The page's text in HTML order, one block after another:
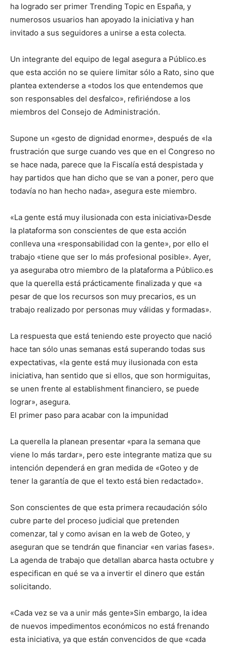
ha logrado ser primer Trending Topic en España, y
numerosos usuarios han apoyado la iniciativa y han
invitado a sus seguidores a unirse a esta colecta.
Un integrante del equipo de legal asegura a Público.es
que esta acción no se quiere limitar sólo a Rato, sino que
plantea extenderse a «todos los que entendemos que
son responsables del desfalco», refiriéndose a los
miembros del Consejo de Administración.
Supone un «gesto de dignidad enorme», después de «la
frustración que surge cuando ves que en el Congreso no
se hace nada, parece que la Fiscalía está despistada y
hay partidos que han dicho que se van a poner, pero que
todavía no han hecho nada», asegura este miembro.
«La gente está muy ilusionada con esta iniciativa»Desde
la plataforma son conscientes de que esta acción
conlleva una «responsabilidad con la gente», por ello el
trabajo «tiene que ser lo más profesional posible». Ayer,
ya aseguraba otro miembro de la plataforma a Público.es
que la querella está prácticamente finalizada y que «a
pesar de que los recursos son muy precarios, es un
trabajo realizado por personas muy válidas y formadas».
La respuesta que está teniendo este proyecto que nació
hace tan sólo unas semanas está superando todas sus
expectativas, «la gente está muy ilusionada con esta
iniciativa, han sentido que si ellos, que son hormiguitas,
se unen frente al establishment financiero, se puede
lograr», asegura.
El primer paso para acabar con la impunidad
La querella la planean presentar «para la semana que
viene lo más tardar», pero este integrante matiza que su
intención dependerá en gran medida de «Goteo y de
tener la garantía de que el texto está bien redactado».
Son conscientes de que esta primera recaudación sólo
cubre parte del proceso judicial que pretenden
comenzar, tal y como avisan en la web de Goteo, y
aseguran que se tendrán que financiar «en varias fases».
La agenda de trabajo que detallan abarca hasta octubre y
especifican en qué se va a invertir el dinero que están
solicitando.
«Cada vez se va a unir más gente»Sin embargo, la idea
de nuevos impedimentos económicos no está frenando
esta iniciativa, ya que están convencidos de que «cada